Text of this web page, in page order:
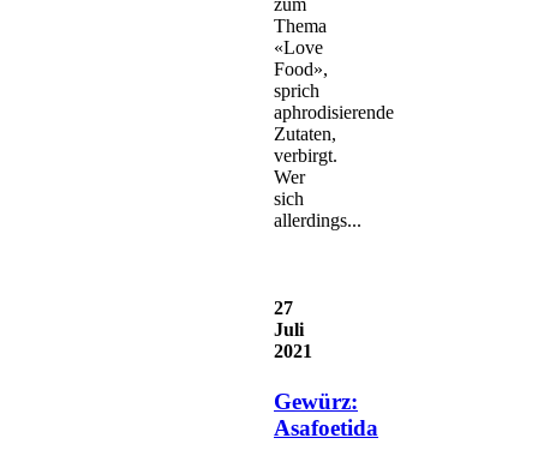
zum
Thema
«Love
Food»,
sprich
aphrodisierende
Zutaten,
verbirgt.
Wer
sich
allerdings...
27
Juli
2021
Gewürz:
Asafoetida